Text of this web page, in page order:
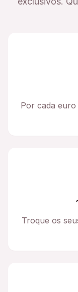
Por cada
Troque os